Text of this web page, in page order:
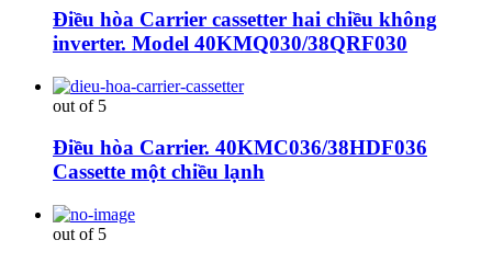
Điều hòa Carrier cassetter hai chiều không
inverter. Model 40KMQ030/38QRF030
out of 5
Điều hòa Carrier. 40KMC036/38HDF036
Cassette một chiều lạnh
out of 5